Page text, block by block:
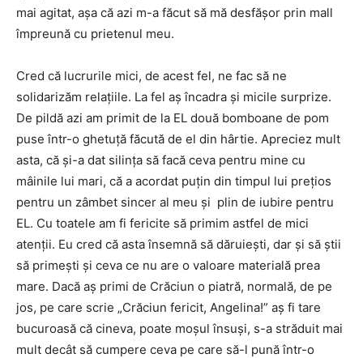
mai agitat, așa că azi m-a făcut să mă desfășor prin mall
împreună cu prietenul meu.
Cred că lucrurile mici, de acest fel, ne fac să ne
solidarizăm relațiile. La fel aș încadra și micile surprize.
De pildă azi am primit de la EL două bomboane de pom
puse într-o ghetuță făcută de el din hârtie. Apreciez mult
asta, că și-a dat silința să facă ceva pentru mine cu
mâinile lui mari, că a acordat puțin din timpul lui prețios
pentru un zâmbet sincer al meu și plin de iubire pentru
EL. Cu toatele am fi fericite să primim astfel de mici
atenții. Eu cred că asta însemnă să dăruiești, dar și să știi
să primești și ceva ce nu are o valoare materială prea
mare. Dacă aș primi de Crăciun o piatră, normală, de pe
jos, pe care scrie „Crăciun fericit, Angelina!” aș fi tare
bucuroasă că cineva, poate moșul însuși, s-a străduit mai
mult decât să cumpere ceva pe care să-l pună într-o